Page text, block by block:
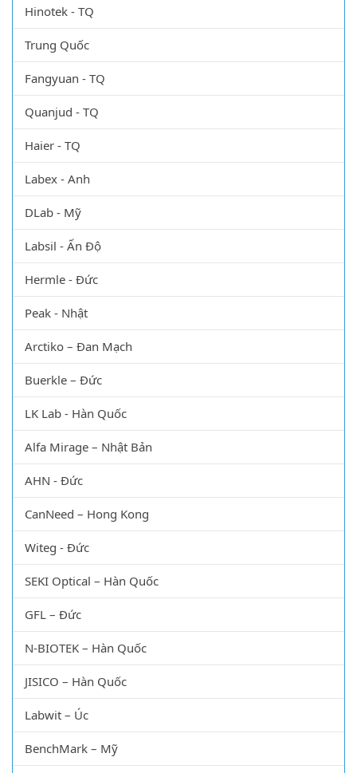
Hinotek - TQ
Trung Quốc
Fangyuan - TQ
Quanjud - TQ
Haier - TQ
Labex - Anh
DLab - Mỹ
Labsil - Ấn Độ
Hermle - Đức
Peak - Nhật
Arctiko – Đan Mạch
Buerkle – Đức
LK Lab - Hàn Quốc
Alfa Mirage – Nhật Bản
AHN - Đức
CanNeed – Hong Kong
Witeg - Đức
SEKI Optical – Hàn Quốc
GFL – Đức
N-BIOTEK – Hàn Quốc
JISICO – Hàn Quốc
Labwit – Úc
BenchMark – Mỹ